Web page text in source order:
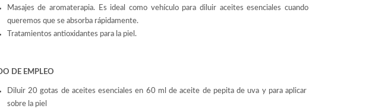
Masajes de aromaterapia. Es ideal como vehículo para diluir aceites esenciales cuando
queremos que se absorba rápidamente.
Tratamientos antioxidantes para la piel.
DE EMPLEO
Diluir 20 gotas de aceites esenciales en 60 ml de aceite de pepita de uva y para aplicar
sobre la piel